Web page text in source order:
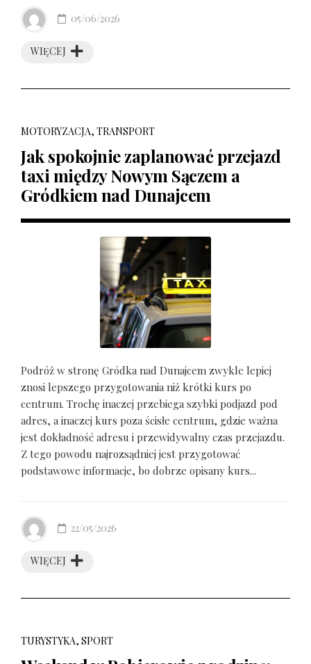
WIĘCEJ
05/06/2026
MOTORYZACJA, TRANSPORT
Jak spokojnie zaplanować przejazd
taxi między Nowym Sączem a
Gródkiem nad Dunajcem
Podróż w stronę Gródka nad Dunajcem zwykle lepiej
znosi lepszego przygotowania niż krótki kurs po
centrum. Trochę inaczej przebiega szybki podjazd pod
adres, a inaczej kurs poza ścisłe centrum, gdzie ważna
jest dokładność adresu i przewidywalny czas przejazdu.
Z tego powodu najrozsądniej jest przygotować
podstawowe informacje, bo dobrze opisany kurs...
WIĘCEJ
22/05/2026
TURYSTYKA, SPORT